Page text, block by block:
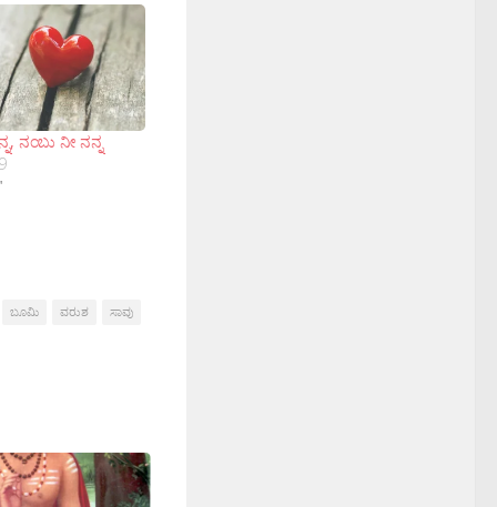
ನಂಬು ನೀ ನನ್ನ
ಬೂಮಿ ವರುಶ ಸಾವು